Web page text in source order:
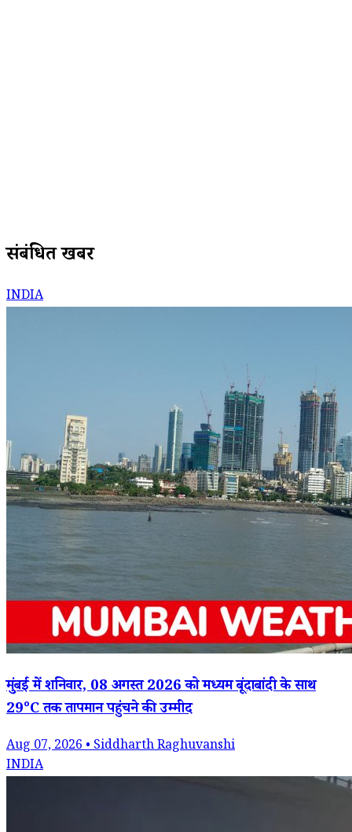
संबंधित खबरें
INDIA
मुंबई में शनिवार, 08 अगस्त 2026 को मध्यम बूंदाबांदी के साथ
29°C तक तापमान पहुंचने की उम्मीद
Aug 07, 2026 • Siddharth Raghuvanshi
INDIA